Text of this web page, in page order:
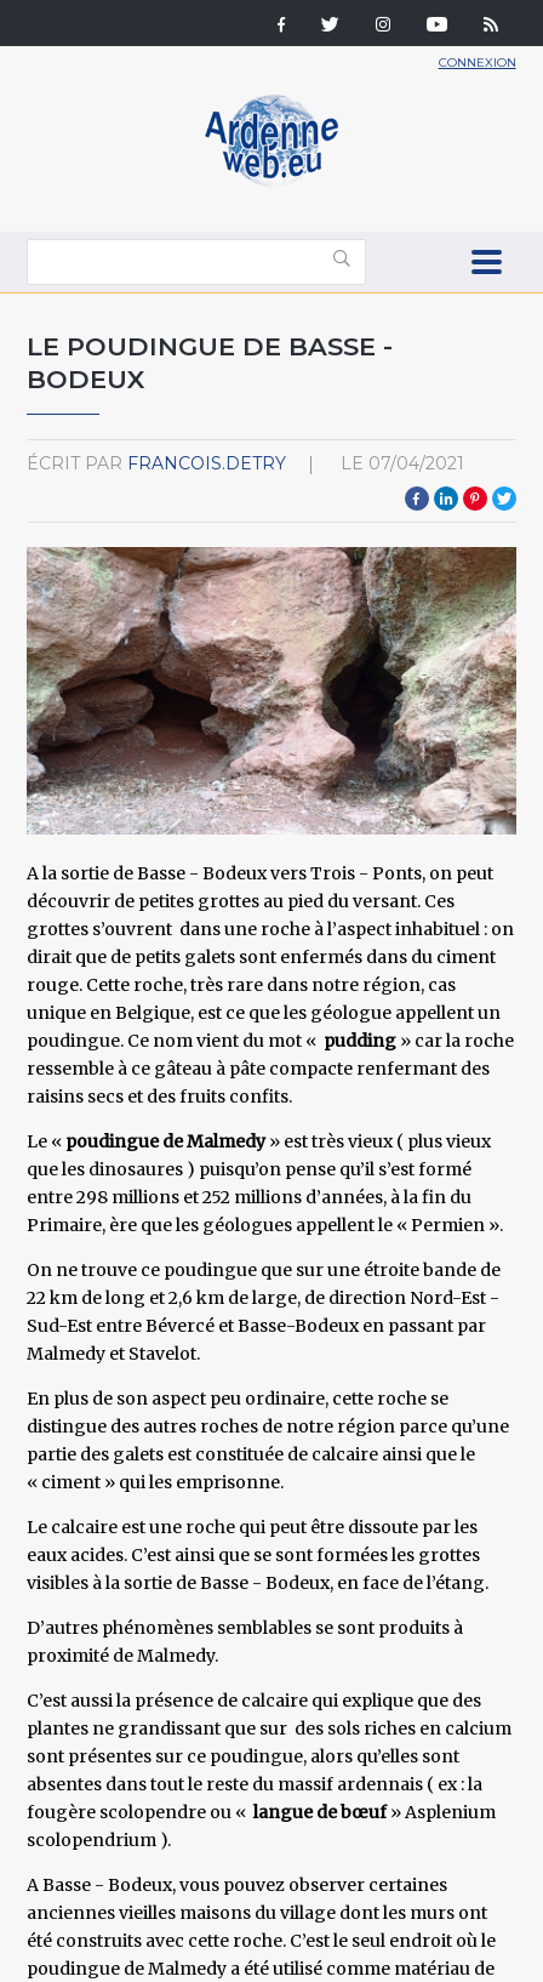
CONNEXION
LE POUDINGUE DE BASSE -
BODEUX
ÉCRIT PAR FRANCOIS.DETRY LE 07/04/2021
A la sortie de Basse - Bodeux vers Trois - Ponts, on peut
découvrir de petites grottes au pied du versant. Ces
grottes s’ouvrent dans une roche à l’aspect inhabituel : on
dirait que de petits galets sont enfermés dans du ciment
rouge. Cette roche, très rare dans notre région, cas
unique en Belgique, est ce que les géologue appellent un
poudingue. Ce nom vient du mot « pudding » car la roche
ressemble à ce gâteau à pâte compacte renfermant des
raisins secs et des fruits confits.
Le « poudingue de Malmedy» est très vieux ( plus vieux
que les dinosaures ) puisqu’on pense qu’il s’est formé
entre 298 millions et 252 millions d’années, à la fin du
Primaire, ère que les géologues appellent le « Permien ».
On ne trouve ce poudingue que sur une étroite bande de
22 km de long et 2,6 km de large, de direction Nord-Est -
Sud-Est entre Bévercé et Basse-Bodeux en passant par
Malmedy et Stavelot.
En plus de son aspect peu ordinaire, cette roche se
distingue des autres roches de notre région parce qu’une
partie des galets est constituée de calcaire ainsi que le
« ciment » qui les emprisonne.
Le calcaire est une roche qui peut être dissoute par les
eaux acides. C’est ainsi que se sont formées les grottes
visibles à la sortie de Basse - Bodeux, en face de l’étang.
D’autres phénomènes semblables se sont produits à
proximité de Malmedy.
C’est aussi la présence de calcaire qui explique que des
plantes ne grandissant que sur des sols riches en calcium
sont présentes sur ce poudingue, alors qu’elles sont
absentes dans tout le reste du massif ardennais ( ex : la
fougère scolopendre ou « langue de bœuf» Asplenium
scolopendrium ).
A Basse - Bodeux, vous pouvez observer certaines
anciennes vieilles maisons du village dont les murs ont
été construits avec cette roche. C’est le seul endroit où le
poudingue de Malmedy a été utilisé comme matériau de